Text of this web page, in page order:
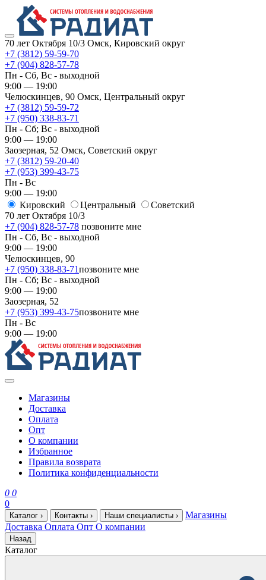
70 лет Октября 10/3 Омск, Кировский округ
+7 (3812) 59-59-70
+7 (904) 828-57-78
Пн - Сб, Вс - выходной
9:00 — 19:00
Челюскинцев, 90 Омск, ​Центральный округ
+7 (3812) 59-59-72
+7 (950) 338-83-71
Пн - Сб; Вс - выходной
9:00 — 19:00
Заозерная, 52 Омск, ​Советский округ
+7 (3812) 59-20-40
+7 (953) 399-43-75
Пн - Вс
9:00 — 19:00
Кировский
​Центральный
​Советский
70 лет Октября 10/3
+7 (904) 828-57-78 позвоните мне
Пн - Сб, Вс - выходной
9:00 — 19:00
Челюскинцев, 90
+7 (950) 338-83-71позвоните мне
Пн - Сб; Вс - выходной
9:00 — 19:00
Заозерная, 52
+7 (953) 399-43-75позвоните мне
Пн - Вс
9:00 — 19:00
Магазины
Доставка
Оплата
Опт
О компании
Избранное
Правила возврата
Политика конфиденциальности
0 0
0
Каталог › Контакты › Наши специалисты ›
Магазины
Доставка Оплата Опт О компании
Назад
Каталог